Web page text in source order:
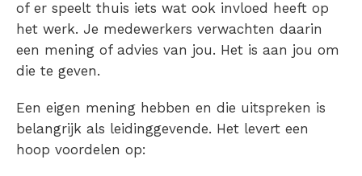
of er speelt thuis iets wat ook invloed heeft op
het werk. Je medewerkers verwachten daarin
een mening of advies van jou. Het is aan jou om
die te geven.
Een eigen mening hebben en die uitspreken is
belangrijk als leidinggevende. Het levert een
hoop voordelen op: